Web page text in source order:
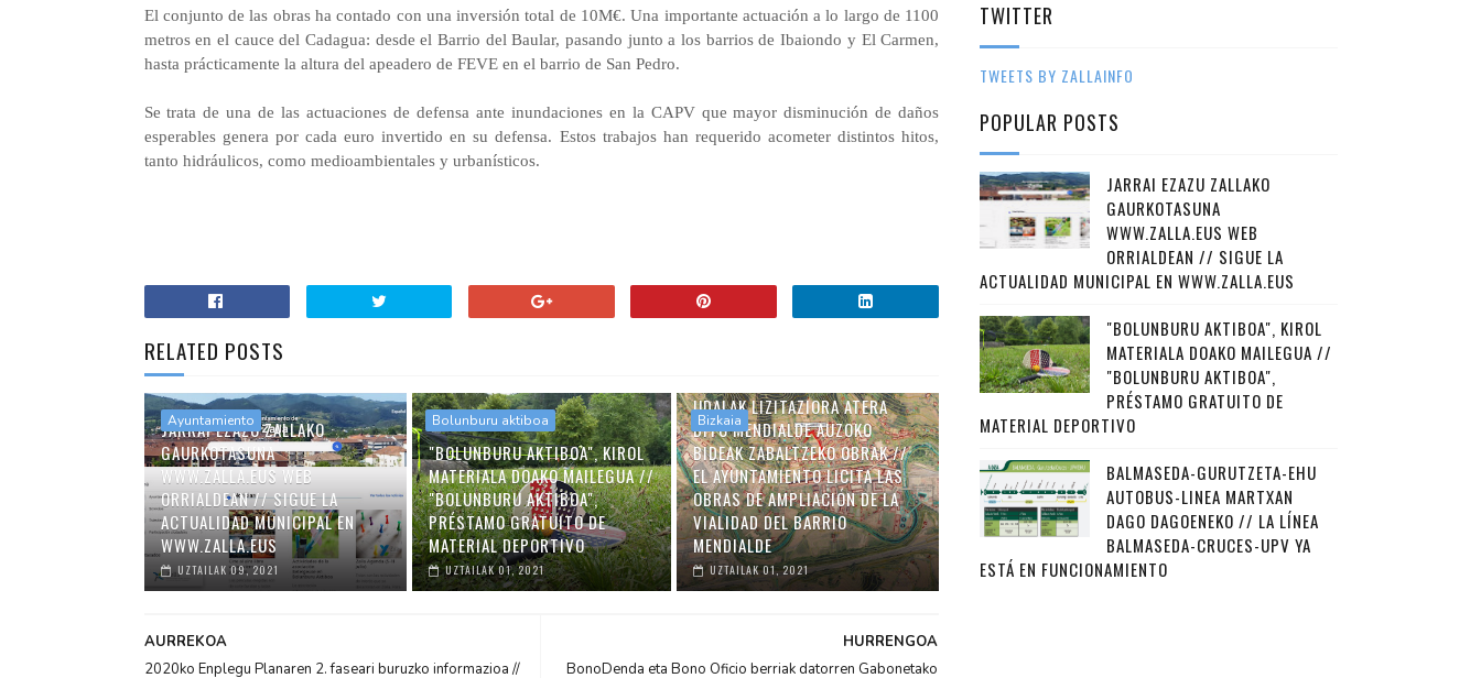
El conjunto de las obras ha contado con una inversión total de 10M€. Una importante actuación a lo largo de 1100
metros en el cauce del Cadagua: desde el Barrio del Baular, pasando junto a los barrios de Ibaiondo y El Carmen,
hasta prácticamente la altura del apeadero de FEVE en el barrio de San Pedro.
Se trata de una de las actuaciones de defensa ante inundaciones en la CAPV que mayor disminución de daños
esperables genera por cada euro invertido en su defensa. Estos trabajos han requerido acometer distintos hitos,
tanto hidráulicos, como medioambientales y urbanísticos.
RELATED POSTS
Ayuntamiento
JARRAI EZAZU ZALLAKO
GAURKOTASUNA
WWW.ZALLA.EUS WEB
ORRIALDEAN // SIGUE LA
ACTUALIDAD MUNICIPAL EN
WWW.ZALLA.EUS
UZTAILAK 09, 2021
Bolunburu aktiboa
"BOLUNBURU AKTIBOA", KIROL
MATERIALA DOAKO MAILEGUA //
"BOLUNBURU AKTIBOA",
PRÉSTAMO GRATUITO DE
MATERIAL DEPORTIVO
UZTAILAK 01, 2021
Bizkaia
UDALAK LIZITAZIORA ATERA
DITU MENDIALDE AUZOKO
BIDEAK ZABALTZEKO OBRAK //
EL AYUNTAMIENTO LICITA LAS
OBRAS DE AMPLIACIÓN DE LA
VIALIDAD DEL BARRIO
MENDIALDE
UZTAILAK 01, 2021
HURRENGOA
BonoDenda eta Bono Oficio berriak datorren Gabonetako
AURREKOA
2020ko Enplegu Planaren 2. faseari buruzko informazioa //
TWITTER
TWEETS BY ZALLAINFO
POPULAR POSTS
JARRAI EZAZU ZALLAKO
GAURKOTASUNA
WWW.ZALLA.EUS WEB
ORRIALDEAN // SIGUE LA
ACTUALIDAD MUNICIPAL EN WWW.ZALLA.EUS
"BOLUNBURU AKTIBOA", KIROL
MATERIALA DOAKO MAILEGUA //
"BOLUNBURU AKTIBOA",
PRÉSTAMO GRATUITO DE
MATERIAL DEPORTIVO
BALMASEDA-GURUTZETA-EHU
AUTOBUS-LINEA MARTXAN
DAGO DAGOENEKO // LA LÍNEA
BALMASEDA-CRUCES-UPV YA
ESTÁ EN FUNCIONAMIENTO